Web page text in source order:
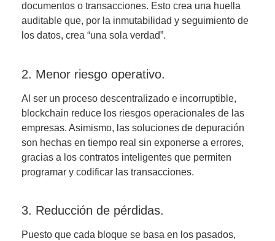
documentos o transacciones. Esto crea una huella
auditable que, por la inmutabilidad y seguimiento de
los datos, crea “una sola verdad”.
2. Menor riesgo operativo.
Al ser un proceso descentralizado e incorruptible,
blockchain reduce los riesgos operacionales de las
empresas. Asimismo, las soluciones de depuración
son hechas en tiempo real sin exponerse a errores,
gracias a los contratos inteligentes que permiten
programar y codificar las transacciones.
3. Reducción de pérdidas.
Puesto que cada bloque se basa en los pasados,